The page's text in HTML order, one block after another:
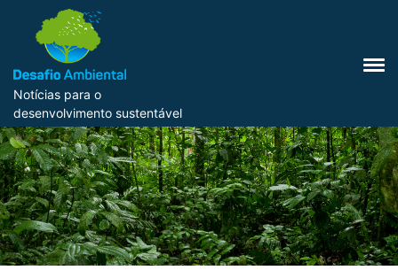
Notícias para o
desenvolvimento sustentável